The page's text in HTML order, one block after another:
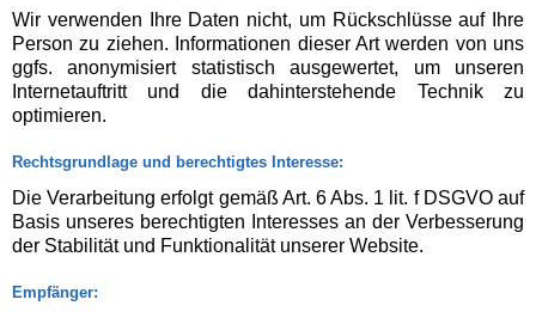
Wir verwenden Ihre Daten nicht, um Rückschlüsse auf Ihre
Person zu ziehen. Informationen dieser Art werden von uns
ggfs. anonymisiert statistisch ausgewertet, um unseren
Internetauftritt und die dahinterstehende Technik zu
optimieren.
Rechtsgrundlage und berechtigtes Interesse:
Die Verarbeitung erfolgt gemäß Art. 6 Abs. 1 lit. f DSGVO auf
Basis unseres berechtigten Interesses an der Verbesserung
der Stabilität und Funktionalität unserer Website.
Empfänger: